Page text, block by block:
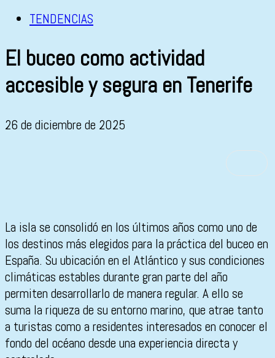
TENDENCIAS
El buceo como actividad
accesible y segura en Tenerife
26 de diciembre de 2025
La isla se consolidó en los últimos años como uno de
los destinos más elegidos para la práctica del buceo en
España. Su ubicación en el Atlántico y sus condiciones
climáticas estables durante gran parte del año
permiten desarrollarlo de manera regular. A ello se
suma la riqueza de su entorno marino, que atrae tanto
a turistas como a residentes interesados en conocer el
fondo del océano desde una experiencia directa y